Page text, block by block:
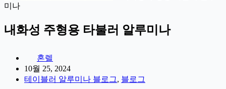
미나
내화성 주형용 타불러 알루미나
혼렐
10월 25, 2024
테이블러 알루미나 블로그, 블로그